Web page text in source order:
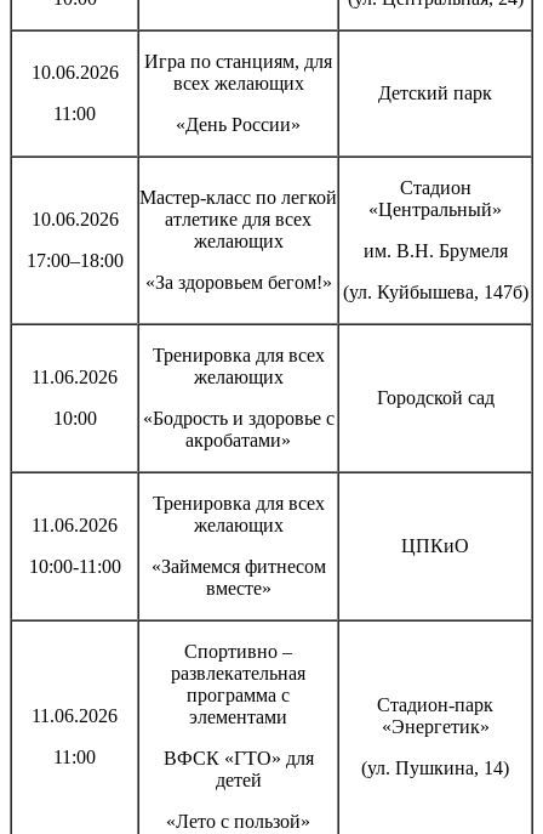
10.06.2026
11:00
Игра по станциям, для
всех желающих
«День России»
Детский парк
10.06.2026
17:00–18:00
Мастер-класс по легкой
атлетике для всех
желающих
«За здоровьем бегом!»
Стадион
«Центральный»
им. В.Н. Брумеля
(ул. Куйбышева, 147б)
11.06.2026
10:00
Тренировка для всех
желающих
«Бодрость и здоровье с
акробатами»
Городской сад
11.06.2026
10:00-11:00
Тренировка для всех
желающих
«Займемся фитнесом
вместе»
ЦПКиО
11.06.2026
11:00
Спортивно –
развлекательная
программа с
элементами
ВФСК «ГТО» для
детей
«Лето с пользой»
Стадион-парк
«Энергетик»
(ул. Пушкина, 14)